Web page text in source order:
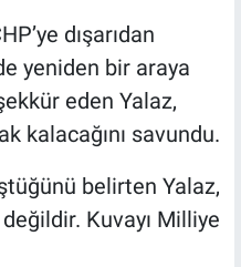
dışarıdan
yeniden bir araya
eden Yalaz,
kalacağını savundu.
belirten Yalaz,
Kuvayı Milliye